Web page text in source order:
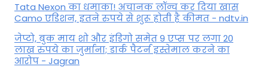
Tata Nexon का धमाका! अचानक लॉन्च कर दिया खास
Camo एडिशन, इतने रुपये से शुरू होती है कीमत - ndtv.in
जेप्टो, बुक माय शो और इंडिगो समेत 9 एप्स पर लगा 20
लाख रुपये का जुर्माना; डार्क पैटर्न इस्तेमाल करने का
आरोप - Jagran